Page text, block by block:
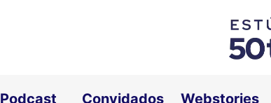
Podcast Convidados Webstories